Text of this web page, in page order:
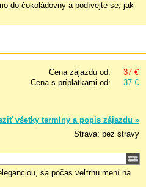
do čokoládovny a podívejte se, jak
Cena zájazdu od:
37 €
Cena s príplatkami od:
37 €
všetky termíny a popis zájazdu »
Strava: bez stravy
sa počas veľtrhu mení na